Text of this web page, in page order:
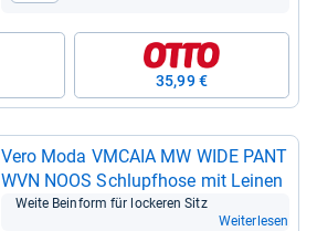
35,99 €
Vero Moda VMCAIA MW WIDE PANT
WVN NOOS Schlupf­hose mit Lei­nen
Weite Bein­form für locke­ren Sitz
Weiterlesen